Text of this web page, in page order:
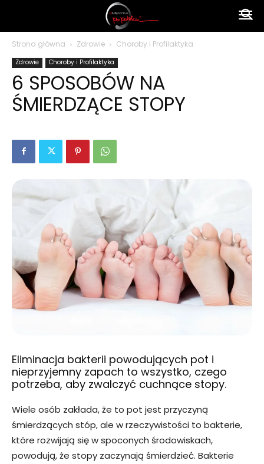
Strona główna Zdrowie Choroby i Profilaktyka
Zdrowie Choroby i Profilaktyka
6 SPOSOBÓW NA
ŚMIERDZĄCE STOPY
Eliminacja bakterii powodujących pot i
nieprzyjemny zapach to wszystko, czego
potrzeba, aby zwalczyć cuchnące stopy.
Wiele osób zakłada, że ​​to pot jest przyczyną
śmierdzących stóp, ale w rzeczywistości to bakterie,
które rozwijają się w spoconych środowiskach,
powodują, że stopy zaczynają śmierdzieć. Bakterie